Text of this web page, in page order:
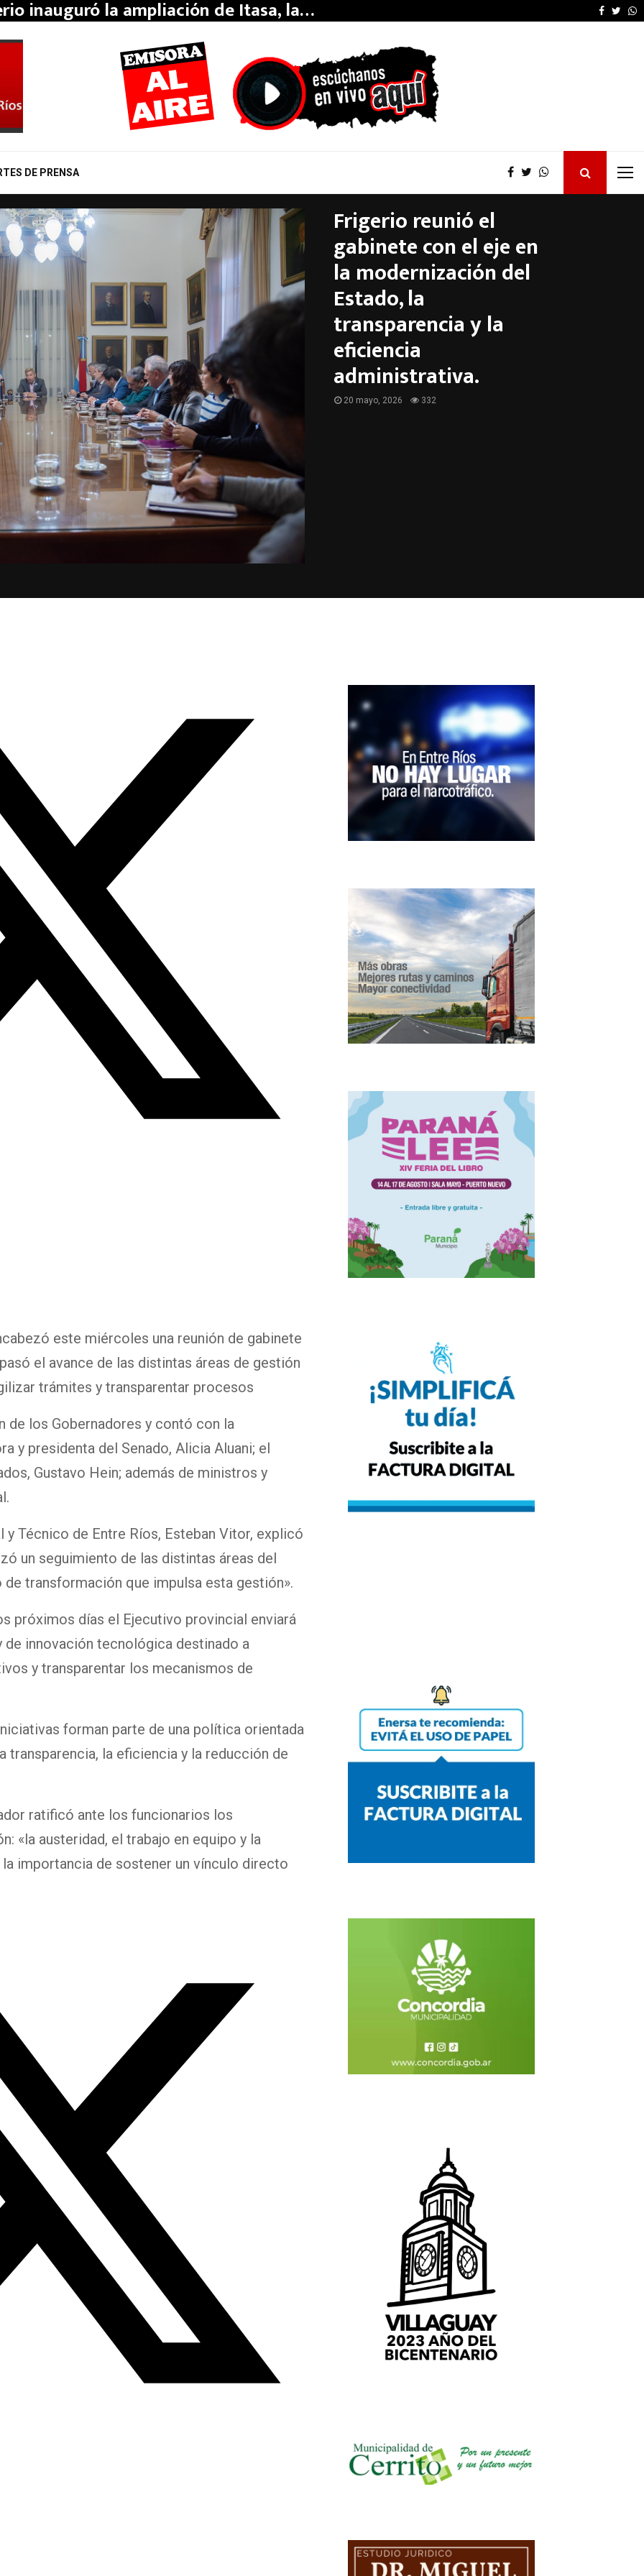
inauguró la ampliación de Itasa, la… Furia de Patricia
DE PRENSA
Frigerio reunió el
gabinete con el eje en
la modernización del
Estado, la
transparencia y la
eficiencia
administrativa.
20 mayo, 2026 332
este miércoles una reunión de gabinete
el avance de las distintas áreas de gestión
trámites y transparentar procesos
de los Gobernadores y contó con la
y presidenta del Senado, Alicia Aluani; el
Gustavo Hein; además de ministros y
y Técnico de Entre Ríos, Esteban Vitor, explicó
un seguimiento de las distintas áreas del
transformación que impulsa esta gestión».
próximos días el Ejecutivo provincial enviará
innovación tecnológica destinado a
y transparentar los mecanismos de
forman parte de una política orientada
transparencia, la eficiencia y la reducción de
ratificó ante los funcionarios los
«la austeridad, el trabajo en equipo y la
importancia de sostener un vínculo directo